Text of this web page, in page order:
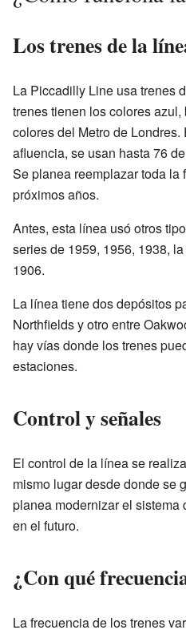
Los trenes de la
La Piccadilly Line usa trenes
trenes tienen los colores
colores del Metro de
afluencia, se usan hasta 76
Se planea reemplazar toda la
próximos años.
Antes, esta línea usó otros
series de 1959, 1956, 1938,
1906.
La línea tiene dos depósitos
Northfields y otro entre
hay vías donde los trenes
estaciones.
Control y señales
El control de la línea se
mismo lugar desde donde se
planea modernizar el
en el futuro.
¿Con qué
La frecuencia de los trenes